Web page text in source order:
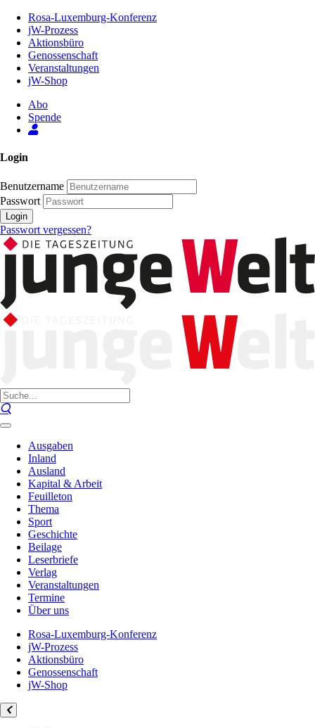
Inhalt
Seite
Rosa-Luxemburg-Konferenz
jW-Prozess
Aktionsbüro
Genossenschaft
Veranstaltungen
jW-Shop
Abo
Spende
Login
Benutzername
Passwort
Login
Passwort vergessen?
Ausgaben
Inland
Ausland
Kapital & Arbeit
Feuilleton
Thema
Sport
Geschichte
Beilage
Leserbriefe
Verlag
Veranstaltungen
Termine
Über uns
Rosa-Luxemburg-Konferenz
jW-Prozess
Aktionsbüro
Genossenschaft
jW-Shop